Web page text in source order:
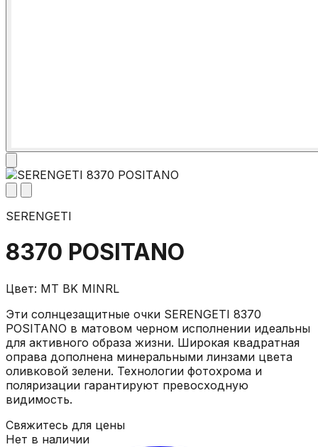
SERENGETI
8370 POSITANO
Цвет: MT BK MINRL
Эти солнцезащитные очки SERENGETI 8370
POSITANO в матовом черном исполнении идеальны
для активного образа жизни. Широкая квадратная
оправа дополнена минеральными линзами цвета
оливковой зелени. Технологии фотохрома и
поляризации гарантируют превосходную
видимость.
Свяжитесь для цены
Нет в наличии